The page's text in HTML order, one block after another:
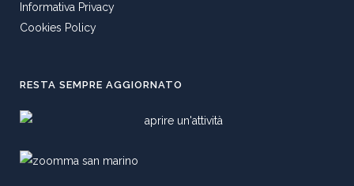
Informativa Privacy
Cookies Policy
RESTA SEMPRE AGGIORNATO